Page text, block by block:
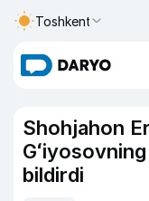
Toshkent
Shohjahon
bildirdi